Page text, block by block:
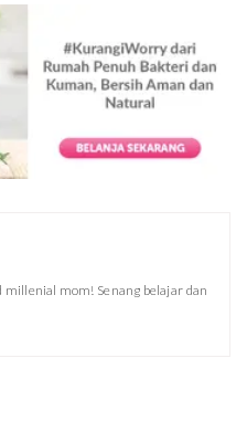
millenial mom! Senang belajar dan